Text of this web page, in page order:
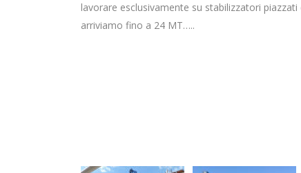
lavorare esclusivamente su stabilizzatori
arriviamo fino a 24 MT…..